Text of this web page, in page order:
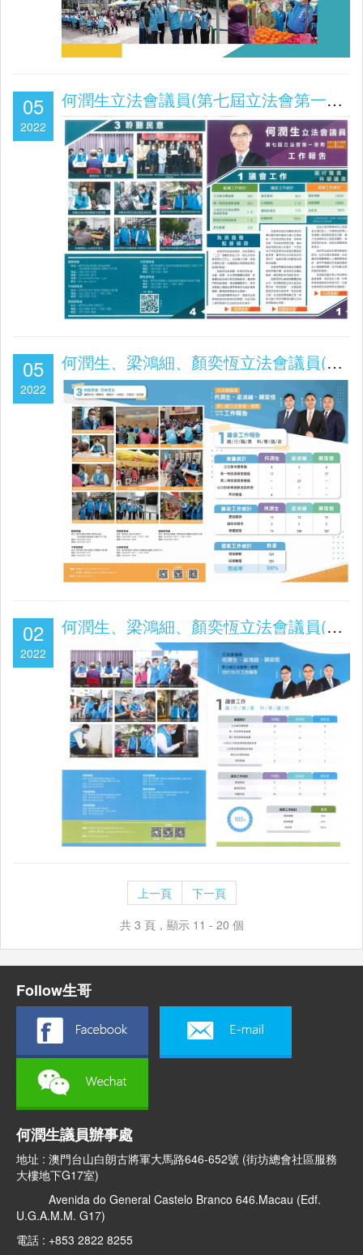
05
2022
何潤生立法會議員(第七屆立法會第一會期2021.10月中旬~2022.05中旬工作報告)
05
2022
何潤生、梁鴻細、顏奕恆立法會議員(第七屆立法會第一會期2022.01-03工作報告)
02
2022
何潤生、梁鴻細、顏奕恆立法會議員(第七屆立法會第一會期2021.10-12工作報告)
上一頁
下一頁
共 3 頁，顯示 11 - 20 個
Follow生哥
何潤生議員辦事處
地址 : 澳門台山白朗古將軍大馬路646-652號 (街坊總會社區服務
大樓地下G17室)
Avenida do General Castelo Branco 646.Macau (Edf.
U.G.A.M.M. G17)
電話 : +853 2822 8255